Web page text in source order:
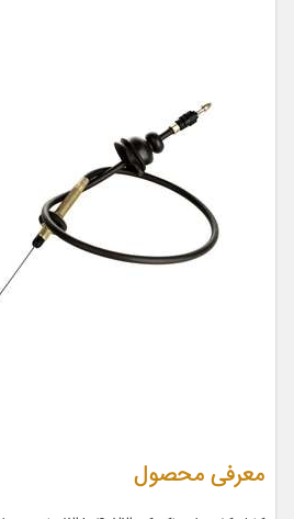
معرفی محصول